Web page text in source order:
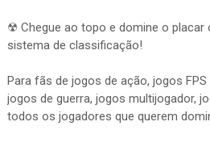
☢ Chegue ao topo e domine o placar
sistema de classificação!
Para fãs de jogos de ação, jogos
jogos de guerra, jogos multijogador,
todos os jogadores que querem